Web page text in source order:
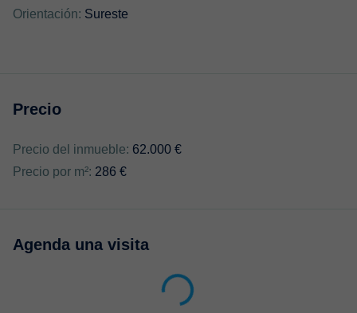
Orientación: Sureste
Precio
Precio del inmueble: 62.000 €
Precio por m²: 286 €
Agenda una visita